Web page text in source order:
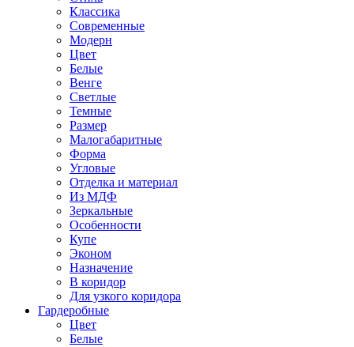
Классика
Современные
Модерн
Цвет
Белые
Венге
Светлые
Темные
Размер
Малогабаритные
Форма
Угловые
Отделка и материал
Из МДФ
Зеркальные
Особенности
Купе
Эконом
Назначение
В коридор
Для узкого коридора
Гардеробные
Цвет
Белые